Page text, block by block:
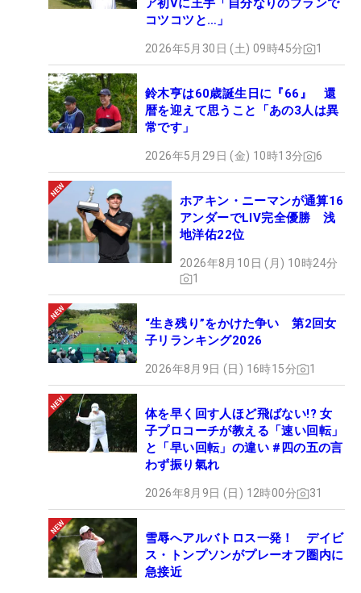
ア初Vに王手「自分なりのプランで
コツコツと…」
2026年5月30日 (土) 09時45分 1
鈴木亨は60歳誕生日に『66』 還
暦を迎えて思うこと「あの3人は異
常です」
2026年5月29日 (金) 10時13分 6
ホアキン・ニーマンが通算16
アンダーでLIV完全優勝 浅
地洋佑22位
2026年8月10日 (月) 10時24分
1
“生き残り”をかけた争い 第2回女
子リランキング2026
2026年8月9日 (日) 16時15分 1
体を早く回す人ほど飛ばない!? 女
子プロコーチが教える「速い回転」
と「早い回転」の違い #四の五の言
わず振り氣れ
2026年8月9日 (日) 12時00分 31
雪辱へアルバトロス一発！ デイビ
ス・トンプソンがプレーオフ圏内に
急接近